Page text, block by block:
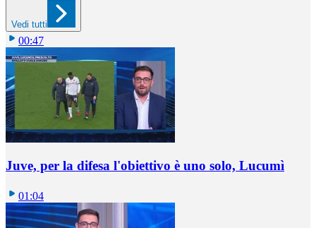
Vedi tutti
00:47
Juve, per la difesa l'obiettivo è uno solo, Lucumì
01:04